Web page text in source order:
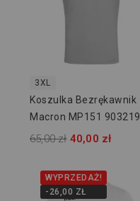
3XL
Koszulka Bezrękawnik
Macron MP151 903219
65,00 zł 40,00 zł
WYPRZEDAŻ!
-26,00 ZŁ